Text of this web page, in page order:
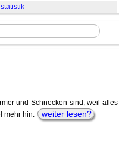
statistik
und Schnecken sind, weil alles
mehr hin.
weiter lesen?